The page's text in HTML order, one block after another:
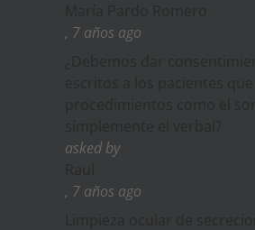
, 7 años ago
asked by
, 7 años ago